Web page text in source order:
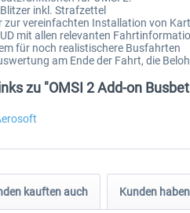
inkl. Strafzettel
zur vereinfachten Installation von
mit allen relevanten
für noch realistischere Busfahrten
am Ende der Fahrt, die
zu "OMSI 2 Add-on
kauften auch Kunden